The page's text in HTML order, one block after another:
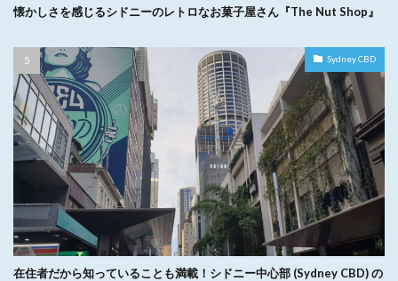
懐かしさを感じるシドニーのレトロなお菓子屋さん『The Nut Shop』
Sydney CBD
在住者だから知っていることも満載！シドニー中心部 (Sydney CBD) の